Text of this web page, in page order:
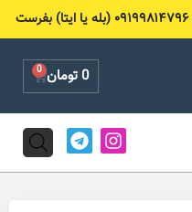
0تومان 0
Cart
I
n
s
T
e
l